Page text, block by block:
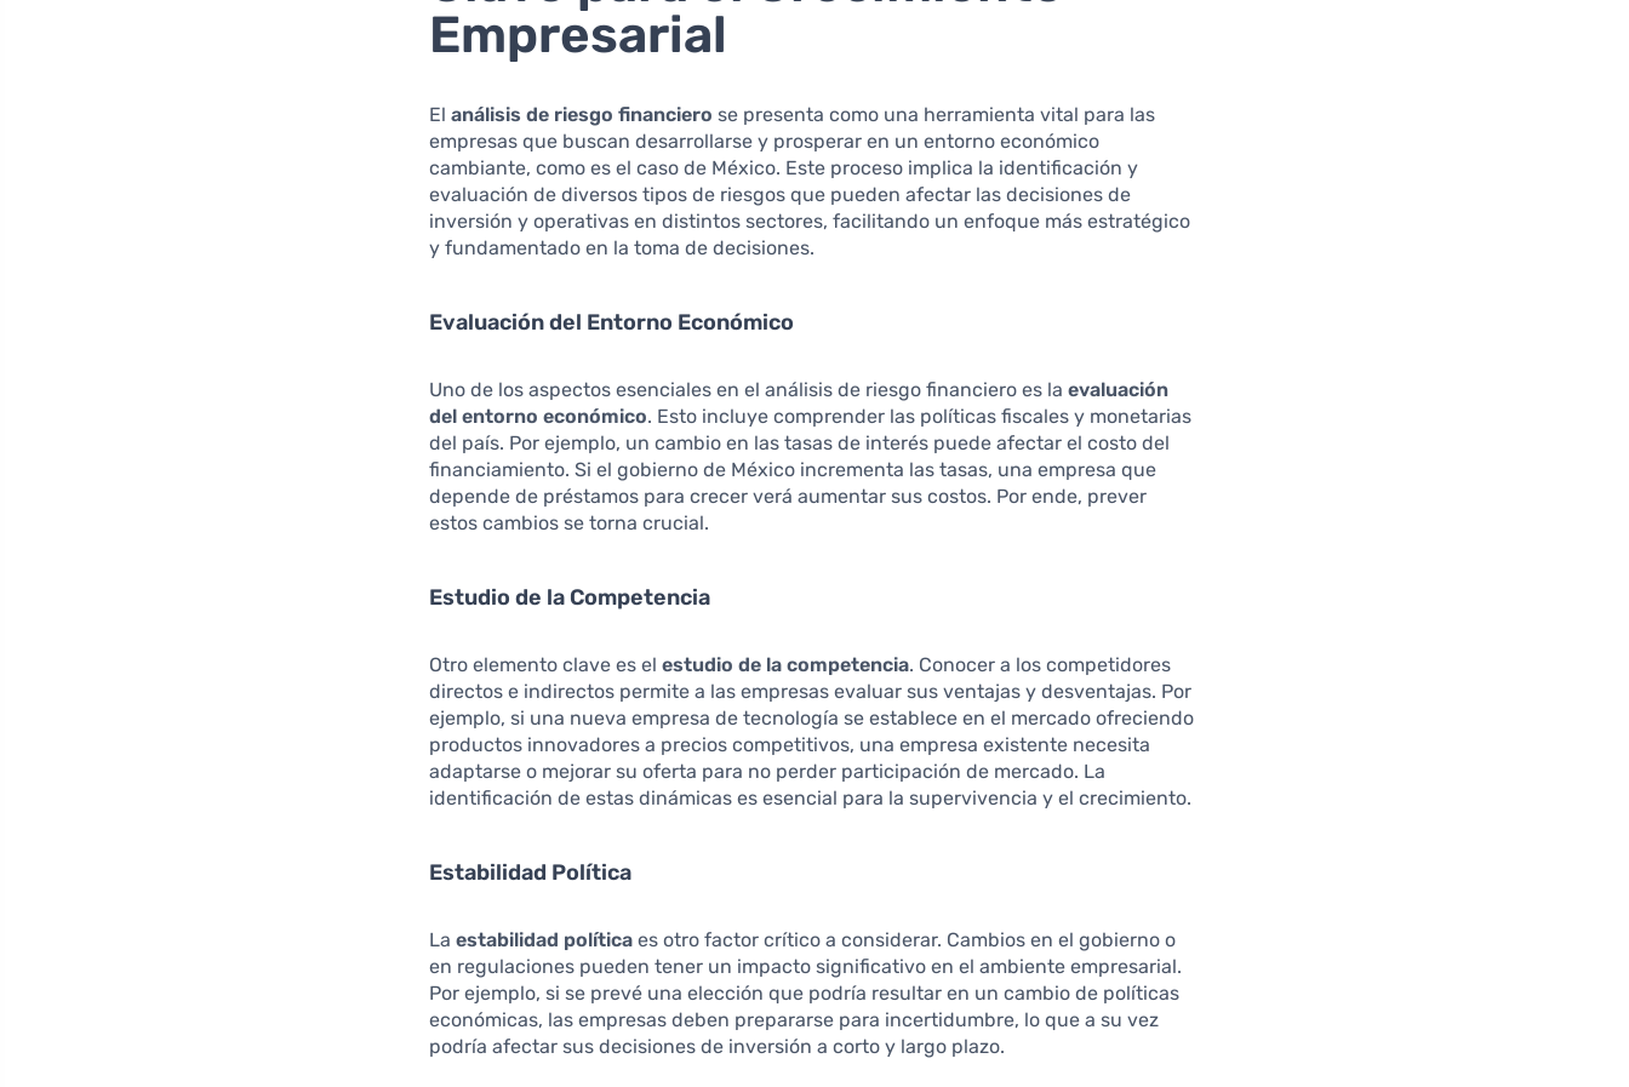
Empresarial
Elanálisis de riesgo financiero se presenta como una herramienta vital para las
empresas que buscan desarrollarse y prosperar en un entorno económico
cambiante, como es el caso de México. Este proceso implica la identificación y
evaluación de diversos tipos de riesgos que pueden afectar las decisiones de
inversión y operativas en distintos sectores, facilitando un enfoque más estratégico
y fundamentado en la toma de decisiones.
Evaluación del Entorno Económico
Uno de los aspectos esenciales en el análisis de riesgo financiero es laevaluación
del entorno económico. Esto incluye comprender las políticas fiscales y monetarias
del país. Por ejemplo, un cambio en las tasas de interés puede afectar el costo del
financiamiento. Si el gobierno de México incrementa las tasas, una empresa que
depende de préstamos para crecer verá aumentar sus costos. Por ende, prever
estos cambios se torna crucial.
Estudio de la Competencia
Otro elemento clave es elestudio de la competencia. Conocer a los competidores
directos e indirectos permite a las empresas evaluar sus ventajas y desventajas. Por
ejemplo, si una nueva empresa de tecnología se establece en el mercado ofreciendo
productos innovadores a precios competitivos, una empresa existente necesita
adaptarse o mejorar su oferta para no perder participación de mercado. La
identificación de estas dinámicas es esencial para la supervivencia y el crecimiento.
Estabilidad Política
Laestabilidad política es otro factor crítico a considerar. Cambios en el gobierno o
en regulaciones pueden tener un impacto significativo en el ambiente empresarial.
Por ejemplo, si se prevé una elección que podría resultar en un cambio de políticas
económicas, las empresas deben prepararse para incertidumbre, lo que a su vez
podría afectar sus decisiones de inversión a corto y largo plazo.